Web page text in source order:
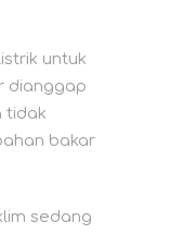
untuk
dianggap
tidak
bakar
sedang